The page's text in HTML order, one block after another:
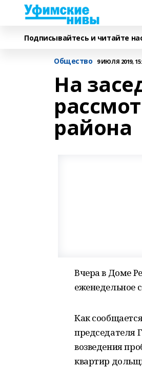
Подписывайтесь и читайте
Общество 9 ИЮЛЯ 2019,
На
района
Вчера в Доме
еженедельное
Как
председателя
возведения
квартир